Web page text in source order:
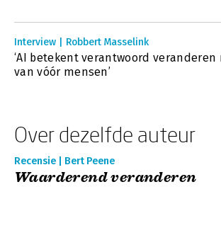
Interview | Robbert Masselink
‘AI betekent verantwoord
van vóór mensen’
Over dezelfde auteur
Recensie | Bert Peene
Waarderend veranderen